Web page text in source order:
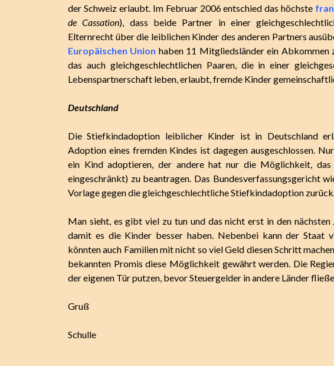
der Schweizerlaubt. Im Februar 2006 entschied das höchste
de Cassation), dass beide Partner in einer
Elternrecht über die leiblichen Kinder des anderen Partners
Europäischen Union haben 11 Mitgliedsländer ein
das auch gleichgeschlechtlichen Paaren, die in einer
Lebenspartnerschaft leben, erlaubt, fremde Kinder
Deutschland
Die Stiefkindadoption leiblicher Kinder ist in Deutschland
Adoption eines fremden Kindes ist dagegen ausgeschlossen.
ein Kind adoptieren, der andere hat nur die Möglichkeit, das
eingeschränkt) zu beantragen. Das Bundesverfassungsgericht
Vorlage gegen die gleichgeschlechtliche Stiefkindadoption
Man sieht, es gibt viel zu tun und das nicht erst in den nächsten
damit es die Kinder besser haben. Nebenbei kann der Staat
könnten auch Familien mit nicht so viel Geld diesen Schritt
bekannten Promis diese Möglichkeit gewährt werden. Die
der eigenen Tür putzen, bevor Steuergelder in andere Länder
Gruß
Schulle